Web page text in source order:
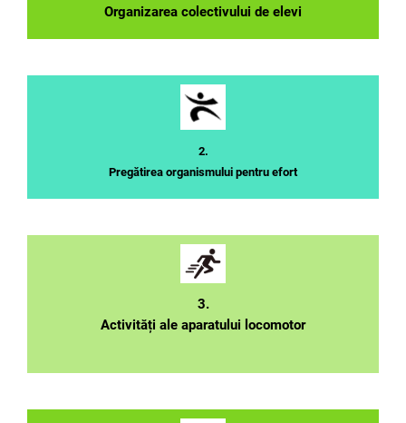
Organizarea colectivului de elevi
2.
Pregătirea organismului pentru efort
3.
Activități ale aparatului locomotor